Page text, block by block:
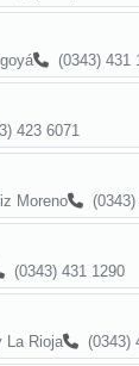
(0343) 431
423 6071
Moreno
(0343) 431 1290
La Rioja
(0343)